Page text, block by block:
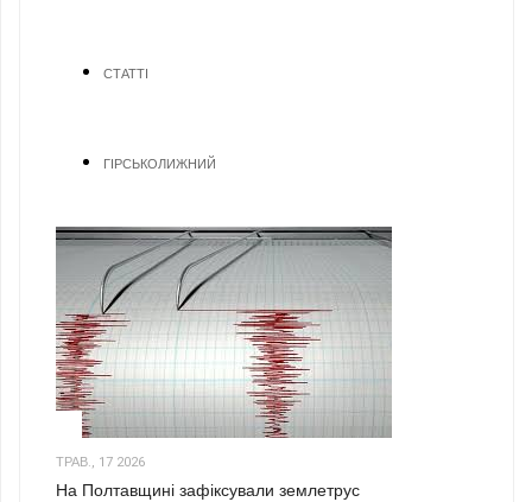
СТАТТІ
ГІРСЬКОЛИЖНИЙ
ТРАВ., 17 2026
На Полтавщині зафіксували землетрус